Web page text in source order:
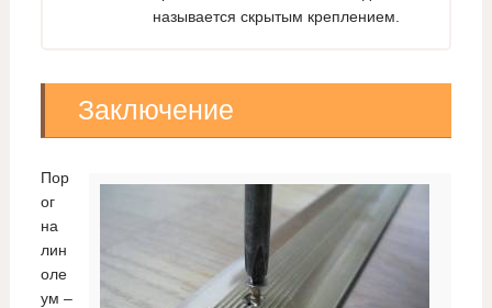
называется скрытым креплением.
Заключение
Пор
ог
на
лин
оле
ум –